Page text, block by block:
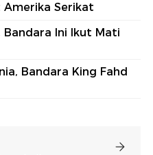
Amerika Serikat
Ini Ikut Mati
Bandara King Fahd